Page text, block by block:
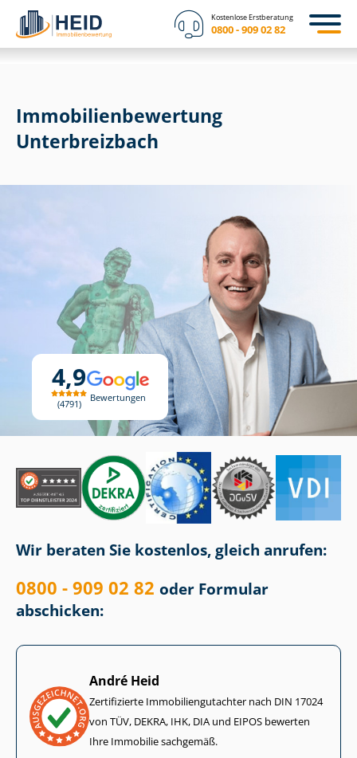
Kostenlose Erstberatung
0800 - 909 02 82
4,9
4791
Bewertungen
Immobilien­bewertung
Unterbreizbach
Wir beraten Sie kostenlos, gleich anrufen:
0800 - 909 02 82 oder Formular
abschicken:
André Heid
Zertifizierte Im­mo­bi­li­en­gut­ach­ter nach DIN 17024
von TÜV, DEKRA, IHK, DIA und EIPOS bewerten
Ihre Immobilie sachgemäß.